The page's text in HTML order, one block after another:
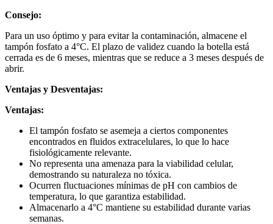
Consejo:
Para un uso óptimo y para evitar la contaminación, almacene el
tampón fosfato a 4°C. El plazo de validez cuando la botella está
cerrada es de 6 meses, mientras que se reduce a 3 meses después de
abrir.
Ventajas y Desventajas:
Ventajas:
El tampón fosfato se asemeja a ciertos componentes
encontrados en fluidos extracelulares, lo que lo hace
fisiológicamente relevante.
No representa una amenaza para la viabilidad celular,
demostrando su naturaleza no tóxica.
Ocurren fluctuaciones mínimas de pH con cambios de
temperatura, lo que garantiza estabilidad.
Almacenarlo a 4°C mantiene su estabilidad durante varias
semanas.